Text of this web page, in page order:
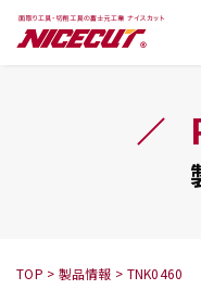
旋盤工具シリーズ
シ
オーダー品依頼
フェイス・ショル
トラブルシューティ
ロックピンの逆ジ
TOP > 製品情報 > TNK0460